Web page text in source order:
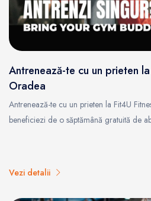
Antrenează-te cu un prieten
Oradea
Antrenează-te cu un prieten la Fit4U
beneficiezi de o săptămână gratuită de
Vezi detalii